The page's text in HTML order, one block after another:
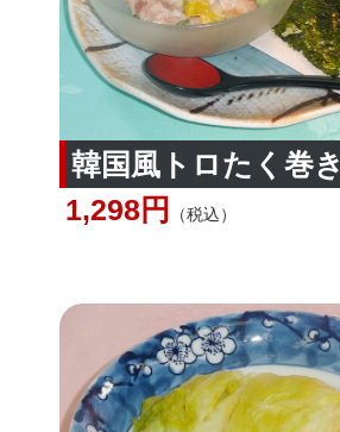
韓国風トロたく巻き
1,298円
（税込）